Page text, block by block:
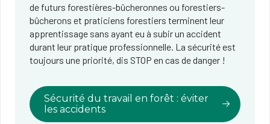
de futurs forestières-bûcheronnes ou forestiers-
bûcherons et praticiens forestiers terminent leur
apprentissage sans ayant eu à subir un accident
durant leur pratique professionnelle. La sécurité est
toujours une priorité, dis STOP en cas de danger !
Sécurité du travail en forêt : éviter
les accidents